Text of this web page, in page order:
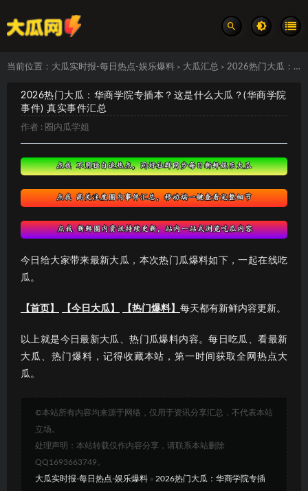
当前位置： 大瓜实时报-每日热点-娱乐爆料 > 大瓜汇总 > 2026热门大瓜：华商学院专插本？这是什么大瓜？(华商学院事件) 真实事件汇总
2026热门大瓜：华商学院专插本？这是什么大瓜？(华商学院
事件) 真实事件汇总
作者 : 圈内瓜学姐
今日给大家带来最新大瓜，本次热门瓜爆料如下，一起在线吃
瓜。
【首页】 【今日大瓜】 【热门爆料】 每天都有新鲜内容更新。
以上就是今日最新大瓜、热门瓜爆料内容。每日吃瓜、看最新
大瓜、热门爆料，记得收藏本站，第一时间获取全网热点大
瓜。
©本站所有内容均来源于网络，仅用于资讯分享汇总，不代表本站
立场。
处理声明：本站转载仅作内容分享，请联系本站删除
QQ1693663749。
大瓜实时报-每日热点-娱乐爆料 » 2026热门大瓜：华商学院专插